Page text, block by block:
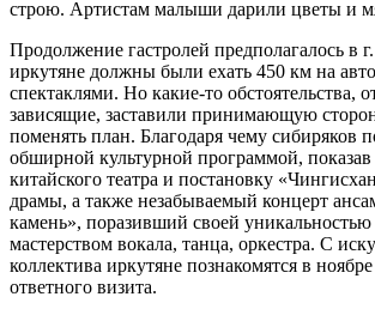
строю. Артистам малыши дарили цветы и
Продолжение гастролей предполагалось в
иркутяне должны были ехать 450 км на
спектаклями. Но какие-то обстоятельства,
зависящие, заставили принимающую
поменять план. Благодаря чему сибиряков
обширной культурной программой, показав
китайского театра и постановку
драмы, а также незабываемый концерт
камень», поразивший своей
мастерством вокала, танца, оркестра. С
коллектива иркутяне познакомятся в
ответного визита.